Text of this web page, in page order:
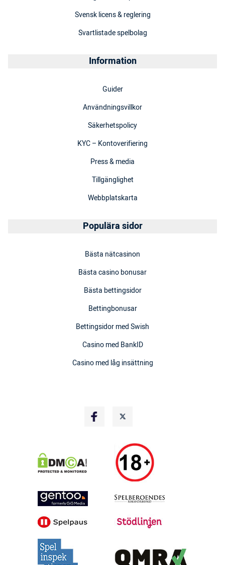
Svensk licens & reglering
Svartlistade spelbolag
Information
Guider
Användningsvillkor
Säkerhetspolicy
KYC – Kontoverifiering
Press & media
Tillgänglighet
Webbplatskarta
Populära sidor
Bästa nätcasinon
Bästa casino bonusar
Bästa bettingsidor
Bettingbonusar
Bettingsidor med Swish
Casino med BankID
Casino med låg insättning